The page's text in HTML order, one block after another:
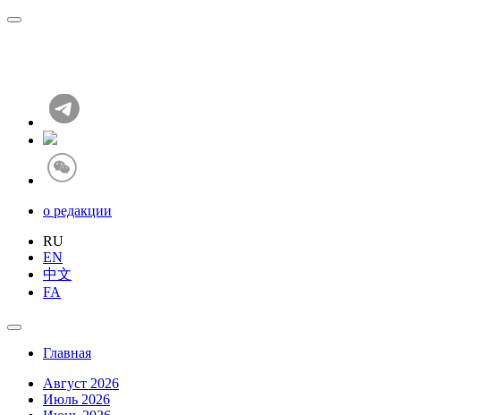
о редакции
RU
EN
中文
FA
Главная
Август 2026
Июль 2026